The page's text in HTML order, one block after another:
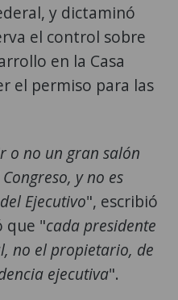
y dictaminó
el control sobre
en la Casa
el permiso para las
o no un gran salón
y no es
Ejecutivo", escribió
que "cada presidente
no el propietario, de
ejecutiva".